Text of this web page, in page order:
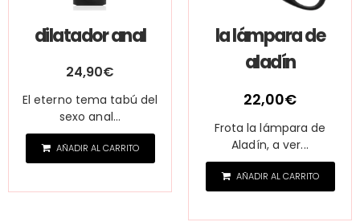
dilatador anal
24,90€
El eterno tema tabú del
sexo anal...
AÑADIR AL CARRITO
la lámpara de
aladín
22,00€
Frota la lámpara de
Aladín, a ver...
AÑADIR AL CARRITO